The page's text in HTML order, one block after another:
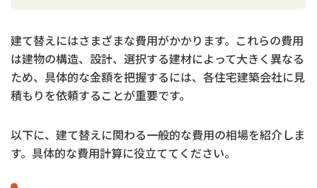
建て替えにはさまざまな費用がかかります。これらの費用
は建物の構造、設計、選択する建材によって大きく異なる
ため、具体的な金額を把握するには、各住宅建築会社に見
積もりを依頼することが重要です。
以下に、建て替えに関わる一般的な費用の相場を紹介しま
す。具体的な費用計算に役立ててください。